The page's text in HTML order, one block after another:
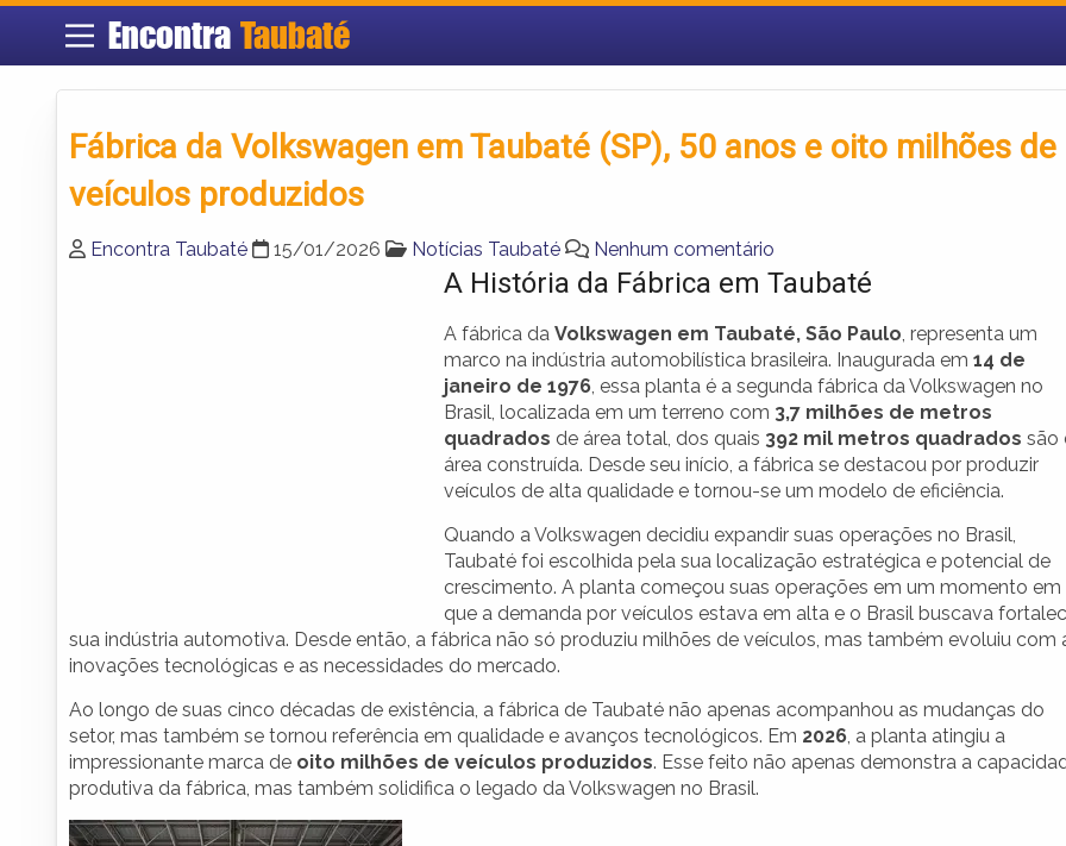
Encontra Taubaté
Fábrica da Volkswagen em Taubaté (SP), 50 anos e oito milhões de
veículos produzidos
Encontra Taubaté 15/01/2026 Notícias Taubaté Nenhum comentário
A História da Fábrica em Taubaté
A fábrica da Volkswagen em Taubaté, São Paulo, representa um
marco na indústria automobilística brasileira. Inaugurada em 14 de
janeiro de 1976, essa planta é a segunda fábrica da Volkswagen no
Brasil, localizada em um terreno com 3,7 milhões de metros
quadrados de área total, dos quais 392 mil metros quadrados são
área construída. Desde seu início, a fábrica se destacou por produzir
veículos de alta qualidade e tornou-se um modelo de eficiência.
Quando a Volkswagen decidiu expandir suas operações no Brasil,
Taubaté foi escolhida pela sua localização estratégica e potencial de
crescimento. A planta começou suas operações em um momento em
que a demanda por veículos estava em alta e o Brasil buscava
sua indústria automotiva. Desde então, a fábrica não só produziu milhões de veículos, mas também evoluiu com
inovações tecnológicas e as necessidades do mercado.
Ao longo de suas cinco décadas de existência, a fábrica de Taubaté não apenas acompanhou as mudanças do
setor, mas também se tornou referência em qualidade e avanços tecnológicos. Em 2026, a planta atingiu a
impressionante marca de oito milhões de veículos produzidos. Esse feito não apenas demonstra a
produtiva da fábrica, mas também solidifica o legado da Volkswagen no Brasil.